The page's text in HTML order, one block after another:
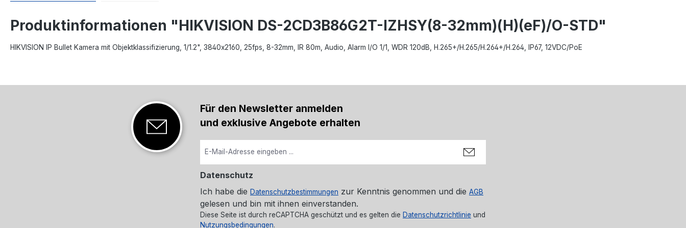
Produktinformationen "HIKVISION DS-2CD3B86G2T-IZHSY(8-32mm)(H)(eF)/O-STD"
HIKVISION IP Bullet Kamera mit Objektklassifizierung, 1/1.2", 3840x2160, 25fps, 8-32mm, IR 80m, Audio, Alarm I/O 1/1, WDR 120dB, H.265+/H.265/H.264+/H.264, IP67, 12VDC/PoE
Für den Newsletter anmelden
und exklusive Angebote erhalten
Datenschutz
Ich habe die Datenschutzbestimmungen zur Kenntnis genommen und die AGB
gelesen und bin mit ihnen einverstanden.
Diese Seite ist durch reCAPTCHA geschützt und es gelten die Datenschutzrichtlinie und
Nutzungsbedingungen.